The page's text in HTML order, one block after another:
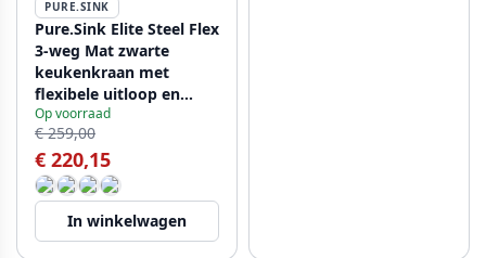
PURE.SINK
Pure.Sink Elite Steel Flex
3-weg Mat zwarte
keukenkraan met
flexibele uitloop en
Gefilterd Water PS8110-
10
Op voorraad
€ 259,00
€ 220,15
In winkelwagen